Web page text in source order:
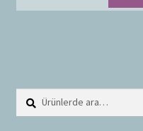
Ara: